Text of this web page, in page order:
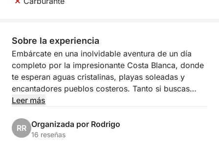
Sobre la experiencia
Embárcate en una inolvidable aventura de un día
completo por la impresionante Costa Blanca, donde
te esperan aguas cristalinas, playas soleadas y
encantadores pueblos costeros. Tanto si buscas
relax, explorar o una combinación de ambos, este
única para descubrir los rincones más pintorescos
de España a tu propio ritmo. Desde la bulliciosa
Leer más
RR Organizada por Rodrigo
16 reseñas